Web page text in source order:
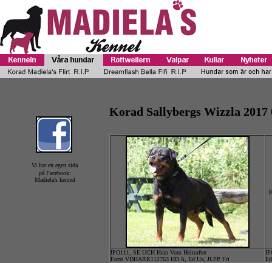
Vi har en egen sida
på Facebook:
Madiela's kennel
Korad Sallybergs Wizzla 2017
IPO111, SE UCH Hein Vom Heltorfter
Forst VDHARK112763 HD A, Ed Ua, JLPP Fri